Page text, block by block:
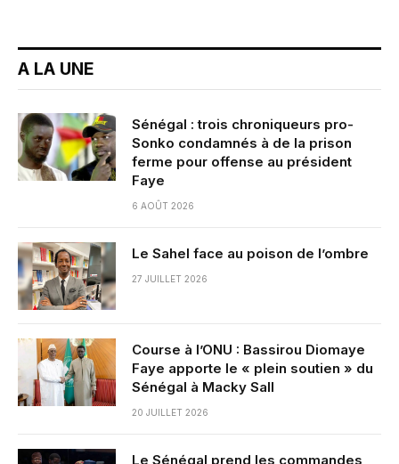
A LA UNE
Sénégal : trois chroniqueurs pro-
Sonko condamnés à de la prison
ferme pour offense au président
Faye
6 AOÛT 2026
Le Sahel face au poison de l’ombre
27 JUILLET 2026
Course à l’ONU : Bassirou Diomaye
Faye apporte le « plein soutien » du
Sénégal à Macky Sall
20 JUILLET 2026
Le Sénégal prend les commandes